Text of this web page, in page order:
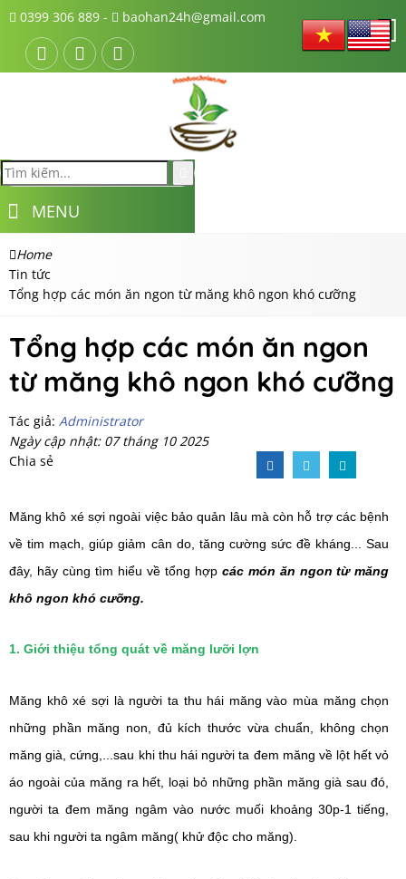
0399 306 889 - baohan24h@gmail.com
MENU
Home
Tin tức
Tổng hợp các món ăn ngon từ măng khô ngon khó cưỡng
Tổng hợp các món ăn ngon
từ măng khô ngon khó cưỡng
Tác giả: Administrator
Ngày cập nhật: 07 tháng 10 2025
Chia sẻ
Măng khô xé sợi ngoài việc bảo quản lâu mà còn hỗ trợ các bệnh
về tim mạch, giúp giảm cân do, tăng cường sức đề kháng... Sau
đây, hãy cùng tìm hiểu về tổng hợp các món ăn ngon từ măng
khô ngon khó cưỡng.
1. Giới thiệu tổng quát về măng lưỡi lợn
Măng khô xé sợi là người ta thu hái măng vào mùa măng chọn
những phần măng non, đủ kích thước vừa chuẩn, không chọn
măng già, cứng,...sau khi thu hái người ta đem măng về lột hết vỏ
áo ngoài của măng ra hết, loại bỏ những phần măng già sau đó,
người ta đem măng ngâm vào nước muối khoảng 30p-1 tiếng,
sau khi người ta ngâm măng( khử độc cho măng).